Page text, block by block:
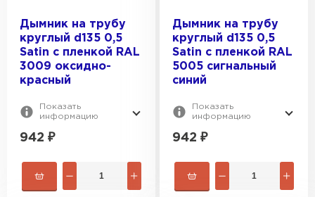
Дымник на трубу
круглый d135 0,5
Satin с пленкой RAL
3009 оксидно-
красный
Показать
информацию
942 ₽
Дымник на трубу
круглый d135 0,5
Satin с пленкой RAL
5005 сигнальный
синий
Показать
информацию
942 ₽